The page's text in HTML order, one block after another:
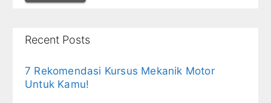
Recent Posts
7 Rekomendasi Kursus Mekanik Motor
Untuk Kamu!